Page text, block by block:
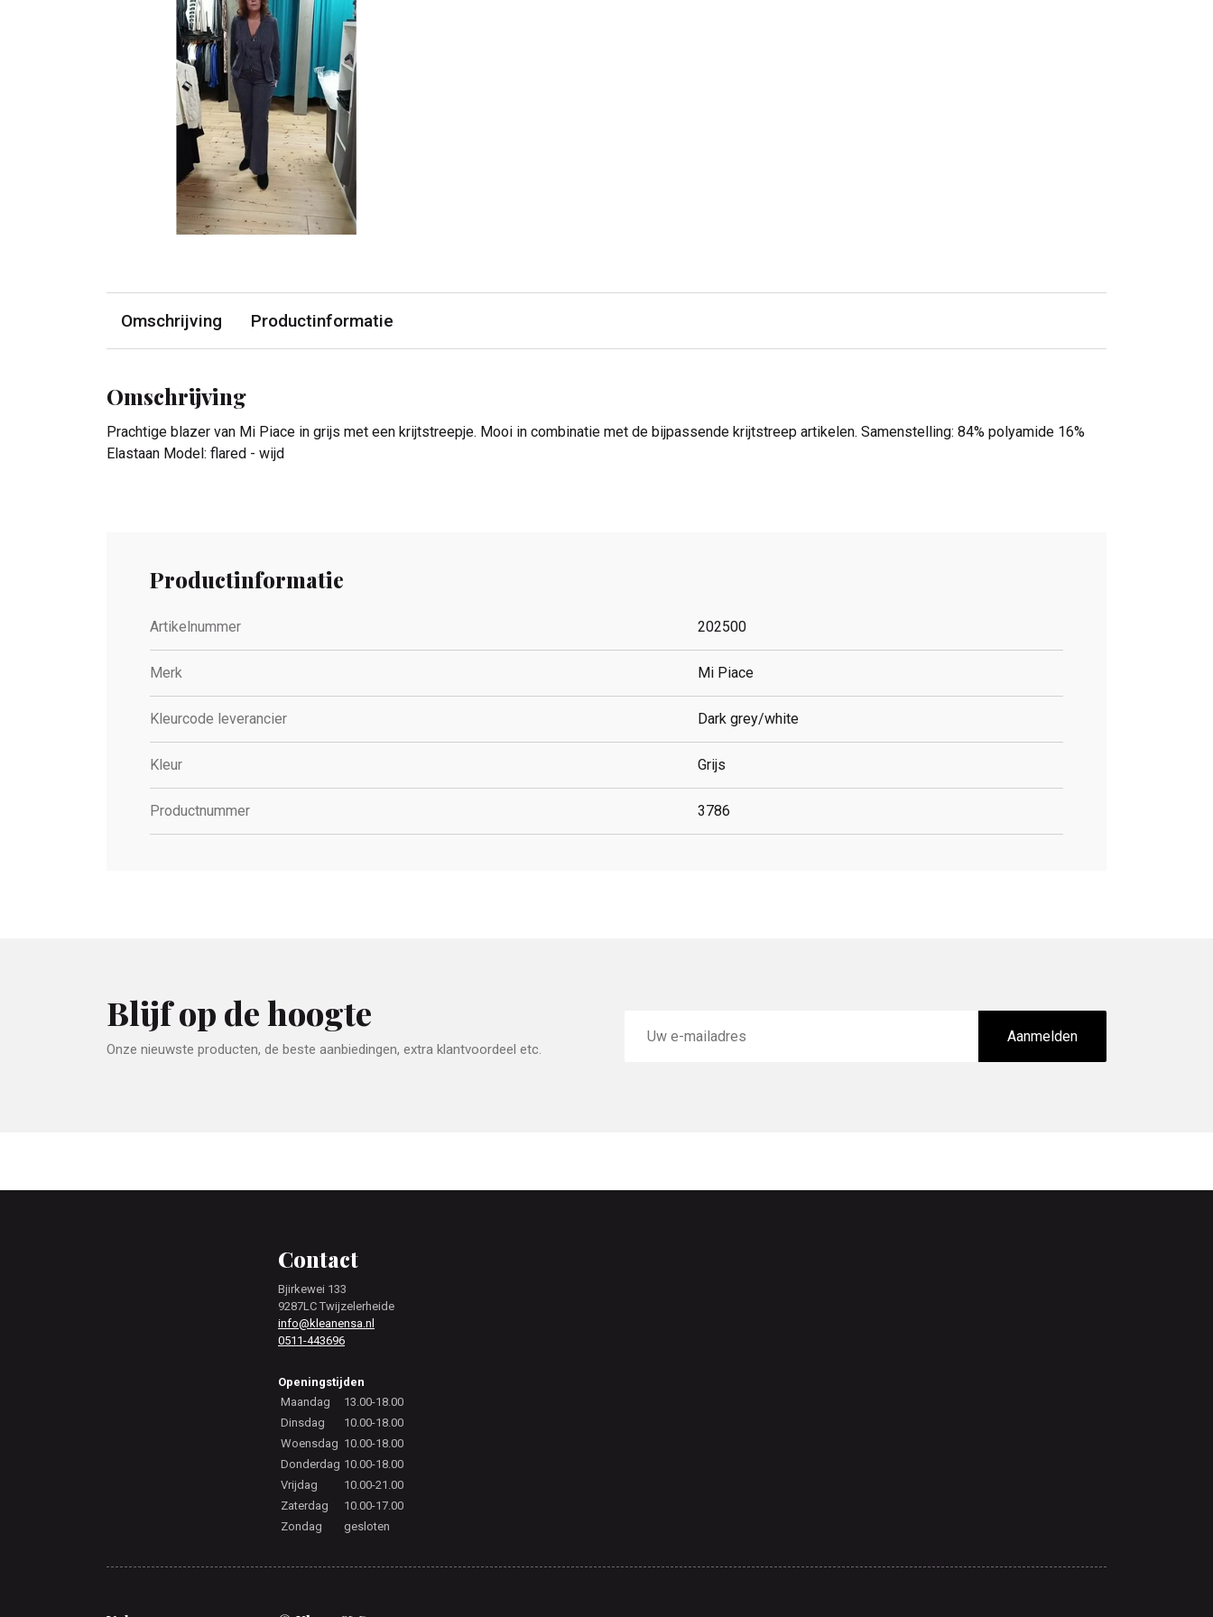
Omschrijving Productinformatie
Omschrijving
Prachtige blazer van Mi Piace in grijs met een krijtstreepje. Mooi in combinatie met de bijpassende krijtstreep artikelen. Samenstelling: 84% polyamide 16%
Elastaan Model: flared - wijd
Productinformatie
Artikelnummer 202500
Merk Mi Piace
Kleurcode leverancier Dark grey/white
Kleur Grijs
Productnummer 3786
Blijf op de hoogte
Onze nieuwste producten, de beste aanbiedingen, extra klantvoordeel etc.
mailadres
Aanmelden
Contact
Bjirkewei 133
9287LC Twijzelerheide
info@kleanensa.nl
0511-443696
Openingstijden
Maandag
13.00-18.00
Dinsdag
10.00-18.00
Woensdag 10.00-18.00
Donderdag 10.00-18.00
Vrijdag
10.00-21.00
Zaterdag
10.00-17.00
Zondag
gesloten